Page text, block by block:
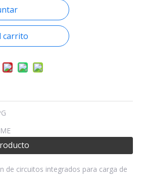
carrito
ME
de circuitos integrados para carga de